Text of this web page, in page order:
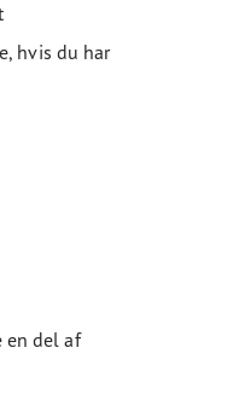
hvis du har
en del af